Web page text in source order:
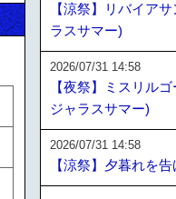
【涼祭】リバイア
ラスサマー)
2026/07/31 14:58
【夜祭】ミスリル
ジャラスサマー)
2026/07/31 14:58
【涼祭】夕暮れを